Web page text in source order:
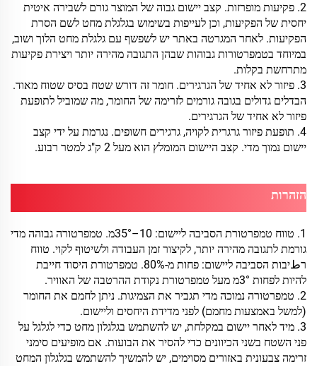
2. פקיעות מופרזות. קצב יישום גבוה של המוצר גורם לשבירה איטית
יחסית של הפקיעות, וכן לעייפות בשימוש בגלגלת מחט לשם הסרת
הפקיעות. לאחר המגרטה באתר יש לשפשף עם גלגלת מחט הלוך ושוב,
במיוחד בטמפרטורות גבוהות שבהן התגובה מהירה יותר ויצירת פקיעות
מתרחשת בקלות.
3. פיזור לא אחיד של הגרגירים. חומר זה דורש שטח בסיס שטוח מאוד.
הבדלים גדולים בגובה גורמים לזרימה של החומר, מה שמוביל לתופעת
פיזור לא אחיד של הגרגירים.
4. תופעת פיזור גרגרית לקויה, גרגירים חשופים. נגרמת על ידי קצב
יישום נמוך מדי. קצב היישום המומלץ הוא מעל 2 ק"ג למטר רבוע.
הזהרות
1. טווח טמפרטורת הסביבה ליישום: 10–35°מ. טמפרטורה גבוהה מדי
גורמת לתגובה מהירה יותר, לקיצור זמן העבודה ולשיטוף לקוי. טווח
רطיבות הסביבה ליישום: פחות מ-80%. טמפרטורת היסוד חייבת
להיות לפחות 3°מ מעל טמפרטורת נקודת ההרטבה של האוויר.
2. טמפרטורה נמוכה מדי תגביר את הצמיגות. ניתן לחמם את החומר
(למשל באמצעות מחמם) לפני מדידת היחסים וליישום.
3. מיד לאחר יישום במקלחת, יש להשתמש בגלגלון מחט כדי לגלגל על
פני השטח בשני הכיוונים כדי להסיר את הבועות. אם מופיעים סימני
זרימה צבעונית באזורים מסוימים, יש להמשיך להשתמש בגלגלון המחט